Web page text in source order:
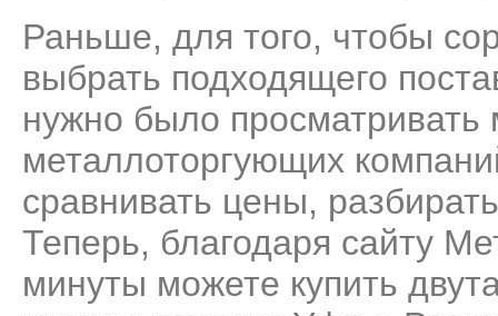
Раньше, для того, чтобы
выбрать подходящего
нужно было
металлоторгующих
сравнивать цены,
Теперь, благодаря сайту
минуты можете купить